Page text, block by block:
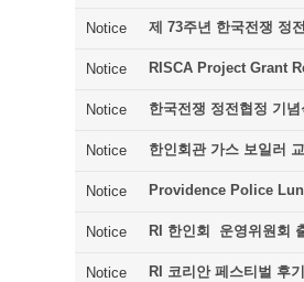
Notice 제 73주년 한국전쟁 정
Notice RISCA Project Grant
Notice 한국전쟁 정전협정 기념
Notice 한인회관 가스 보일러
Notice Providence Police
Notice RI 한인회 운영위원회
Notice RI 코리안 페스티벌 후기